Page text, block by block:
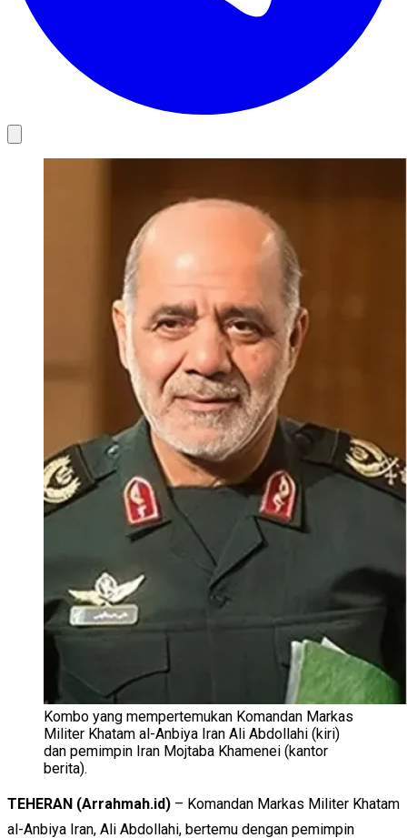
Kombo yang mempertemukan Komandan Markas
Militer Khatam al-Anbiya Iran Ali Abdollahi (kiri)
dan pemimpin Iran Mojtaba Khamenei (kantor
berita).
TEHERAN (Arrahmah.id) – Komandan Markas Militer Khatam
al-Anbiya Iran, Ali Abdollahi, bertemu dengan pemimpin